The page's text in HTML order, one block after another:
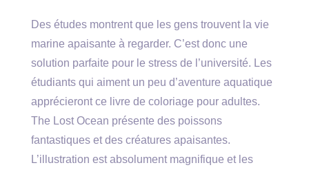
Des études montrent que les gens trouvent la vie
marine apaisante à regarder. C’est donc une
solution parfaite pour le stress de l’université. Les
étudiants qui aiment un peu d’aventure aquatique
apprécieront ce livre de coloriage pour adultes.
The Lost Ocean présente des poissons
fantastiques et des créatures apaisantes.
L’illustration est absolument magnifique et les